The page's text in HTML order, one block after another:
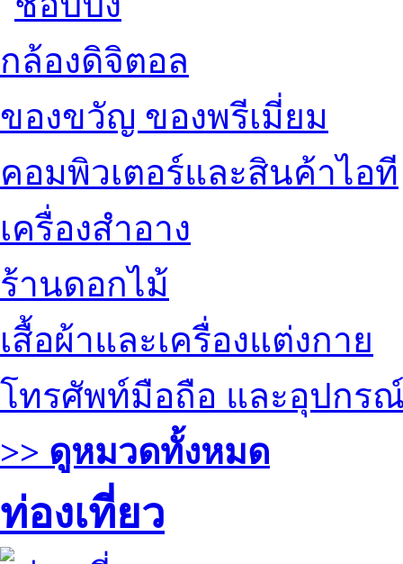
กล้องดิจิตอล
ของขวัญ ของพรีเมี่ยม
คอมพิวเตอร์และสินค้าไอที
เครื่องสำอาง
ร้านดอกไม้
เสื้อผ้าและเครื่องแต่งกาย
โทรศัพท์มือถือ และอุปกร
>> ดูหมวดทั้งหมด
ท่องเที่ยว